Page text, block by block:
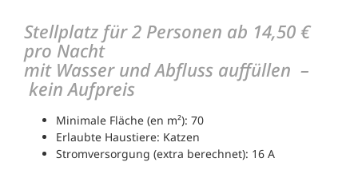
Stellplatz für 2 Personen ab 14,50 €
pro Nacht
mit Wasser und Abfluss auffüllen –
kein Aufpreis
Minimale Fläche (en m²): 70
Erlaubte Haustiere: Katzen
Stromversorgung (extra berechnet): 16 A